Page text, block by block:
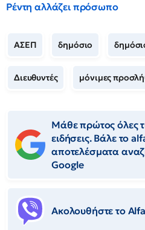
Ρέντη αλλάζει πρόσωπο
ΑΣΕΠ δημόσιο
Διευθυντές μόνιμες
Μάθε πρώτος όλες
ειδήσεις. Βάλε το
αποτελέσματα
Google
Ακολουθήστε το